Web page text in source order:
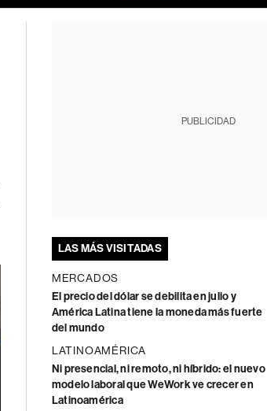
PUBLICIDAD
LAS MÁS VISITADAS
MERCADOS
El precio del dólar se debilita en julio y
América Latina tiene la moneda más fuerte
del mundo
LATINOAMÉRICA
Ni presencial, ni remoto, ni híbrido: el nuevo
modelo laboral que WeWork ve crecer en
Latinoamérica